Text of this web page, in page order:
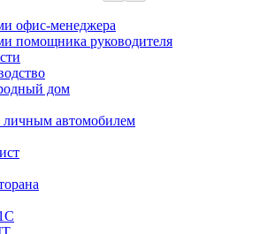
офис-менеджера
помощника руководителя
дом
личным автомобилем